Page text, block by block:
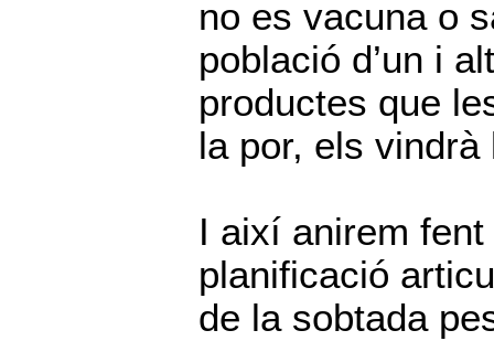
no es vacuna o
població d’un i
productes que
la por, els vindrà
I així anirem
planificació
de la sobtada